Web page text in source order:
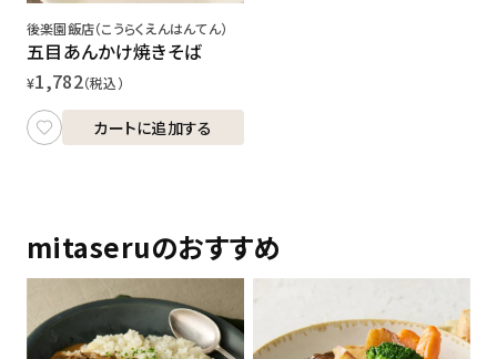
後楽園飯店（こうらくえんはんてん）
五目あんかけ焼きそば
¥1,782（税込）
カートに追加する
mitaseruのおすすめ